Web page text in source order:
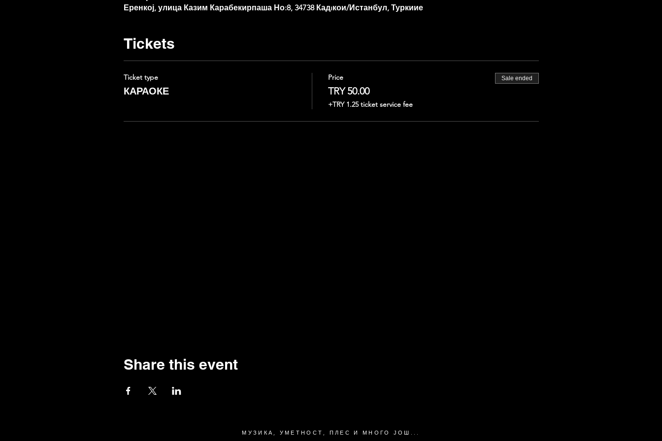
Еренкој, улица Казим Карабекирпаша Но:8, 34738 Кадıкои/Истанбул, Туркиие
Tickets
Ticket type
КАРАОКЕ
Price
TRY 50.00
+TRY 1.25 ticket service fee
Sale ended
Share this event
МУЗИКА, УМЕТНОСТ, ПЛЕС И МНОГО ЈОШ...